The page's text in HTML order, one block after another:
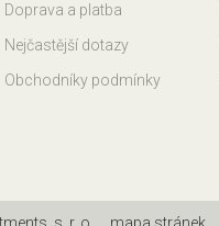
Doprava a platba
Nejčastější dotazy
Obchodníky podmínky